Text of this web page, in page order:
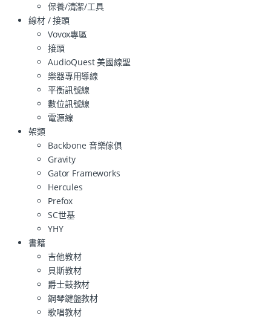
保養/清潔/工具
線材 / 接頭
Vovox專區
接頭
AudioQuest 美國線聖
樂器專用導線
平衡訊號線
數位訊號線
電源線
架類
Backbone 音樂傢俱
Gravity
Gator Frameworks
Hercules
Prefox
SC世基
YHY
書籍
吉他教材
貝斯教材
爵士鼓教材
鋼琴鍵盤教材
歌唱教材